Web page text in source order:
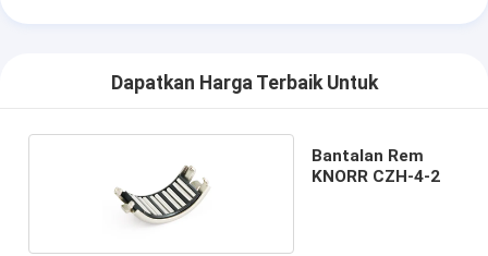
Dapatkan Harga Terbaik Untuk
Bantalan Rem
KNORR CZH-4-2